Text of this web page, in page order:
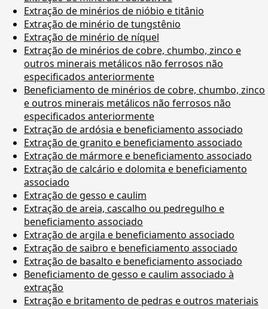
Extração de minérios de nióbio e titânio
Extração de minério de tungstênio
Extração de minério de níquel
Extração de minérios de cobre, chumbo, zinco e
outros minerais metálicos não ferrosos não
especificados anteriormente
Beneficiamento de minérios de cobre, chumbo, zinco
e outros minerais metálicos não ferrosos não
especificados anteriormente
Extração de ardósia e beneficiamento associado
Extração de granito e beneficiamento associado
Extração de mármore e beneficiamento associado
Extração de calcário e dolomita e beneficiamento
associado
Extração de gesso e caulim
Extração de areia, cascalho ou pedregulho e
beneficiamento associado
Extração de argila e beneficiamento associado
Extração de saibro e beneficiamento associado
Extração de basalto e beneficiamento associado
Beneficiamento de gesso e caulim associado à
extração
Extração e britamento de pedras e outros materiais